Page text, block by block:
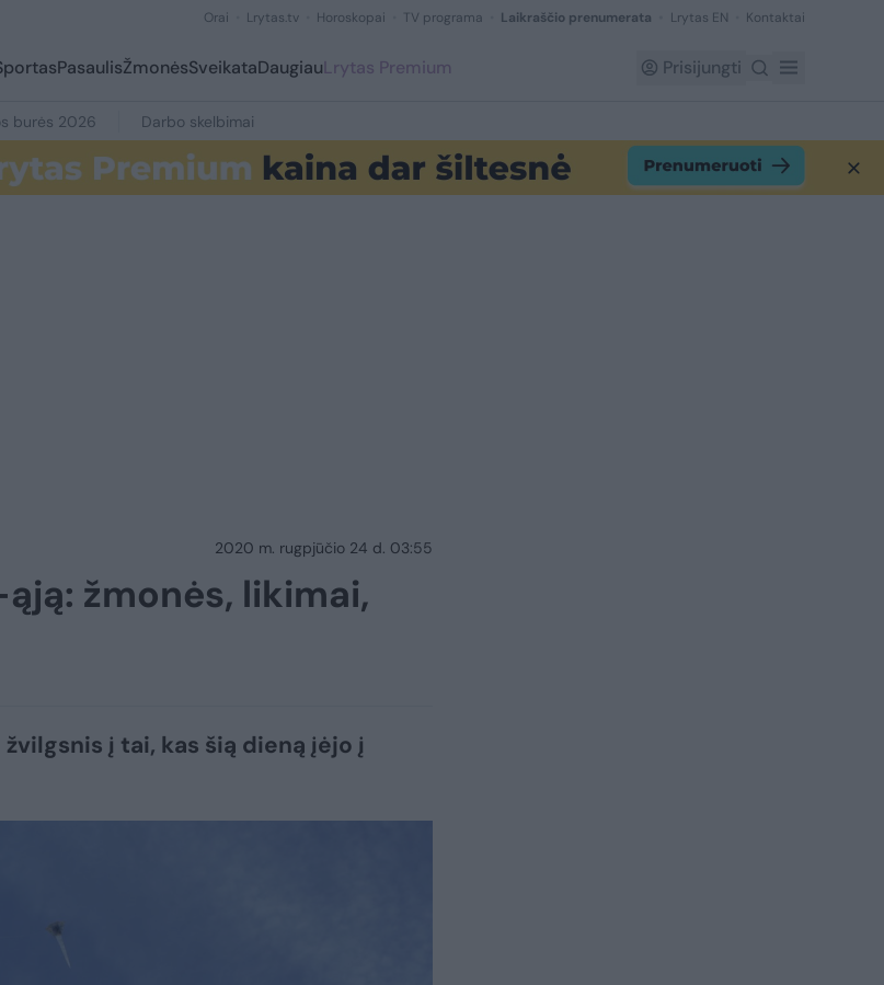
Orai Lrytas.tv Horoskopai TV programa Laikraščio prenumerata Lrytas EN Kontaktai
PasaulisŽmonėsSveikataDaugiauLrytas Premium Prisijungti
burės 2026 Darbo skelbimai
2020 m. rugpjūčio 24 d. 03:55
žmonės, likimai,
žvilgsnis į tai, kas šią dieną įėjo į